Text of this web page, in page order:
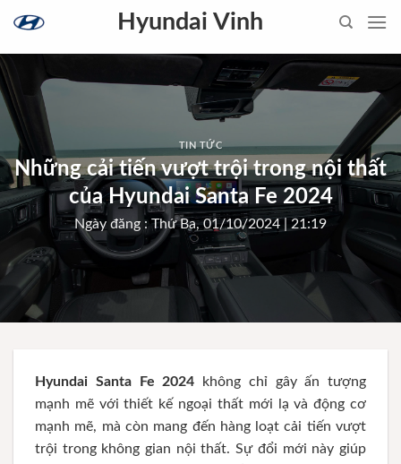
content
Hyundai Vinh
TIN TỨC
Những cải tiến vượt trội trong nội thất
của Hyundai Santa Fe 2024
Ngày đăng : Thứ Ba, 01/10/2024 | 21:19
Hyundai Santa Fe 2024 không chỉ gây ấn tượng
mạnh mẽ với thiết kế ngoại thất mới lạ và động cơ
mạnh mẽ, mà còn mang đến hàng loạt cải tiến vượt
trội trong không gian nội thất. Sự đổi mới này giúp